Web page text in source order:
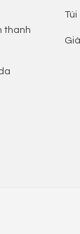
thanh
Túi